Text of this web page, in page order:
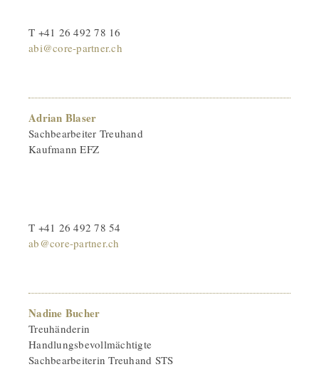
T +41 26 492 78 16
abi@core-partner.ch
Adrian Blaser
Sachbearbeiter Treuhand
Kaufmann EFZ
T +41 26 492 78 54
ab@core-partner.ch
Nadine Bucher
Treuhänderin
Handlungsbevollmächtigte
Sachbearbeiterin Treuhand STS